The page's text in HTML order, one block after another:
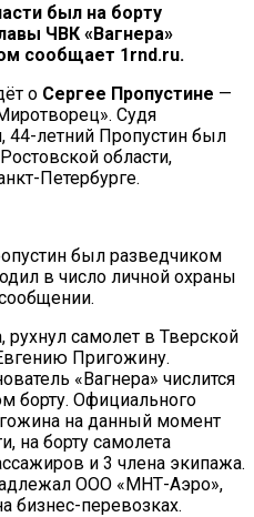
был на борту
ЧВК «Вагнера»
сообщает 1rnd.ru.
о Сергее Пропустине —
Судя
летний Пропустин был
области,
Петербурге.
был разведчиком
в число личной охраны
рухнул самолет в Тверской
Пригожину.
«Вагнера» числится
борту. Официального
на данный момент
на борту самолета
и 3 члена экипажа.
ООО «МНТ-Аэро»,
бизнес-перевозках.